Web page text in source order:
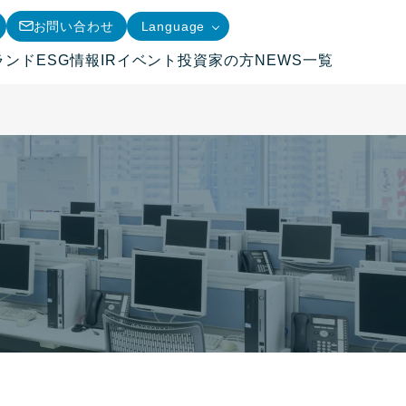
お問い合わせ Language
ンド ESG情報 IRイベント投資家の方NEWS一覧